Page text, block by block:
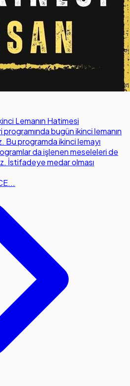
Lemanın Hatimesi
bugün ikinci lemanın
Bu programda ikinci lemayı
da işlenen meseleleri de
İstifadeye medar olması